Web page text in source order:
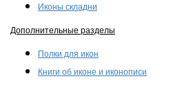
Иконы складни
Дополнительные разделы
Полки для икон
Книги об иконе и иконописи